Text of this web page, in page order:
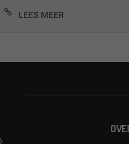
LEES MEER